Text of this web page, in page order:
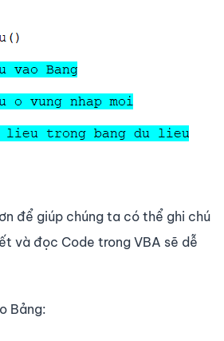
để giúp chúng ta có thể ghi chú
và đọc Code trong VBA sẽ dễ
Bảng: